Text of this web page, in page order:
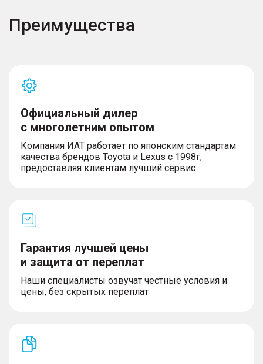
Преимущества
Официальный дилер
с многолетним опытом
Компания ИАТ работает по японским стандартам
качества брендов Toyota и Lexus с 1998г,
предоставляя клиентам лучший сервис
Гарантия лучшей цены
и защита от переплат
Наши специалисты озвучат честные условия и
цены, без скрытых переплат